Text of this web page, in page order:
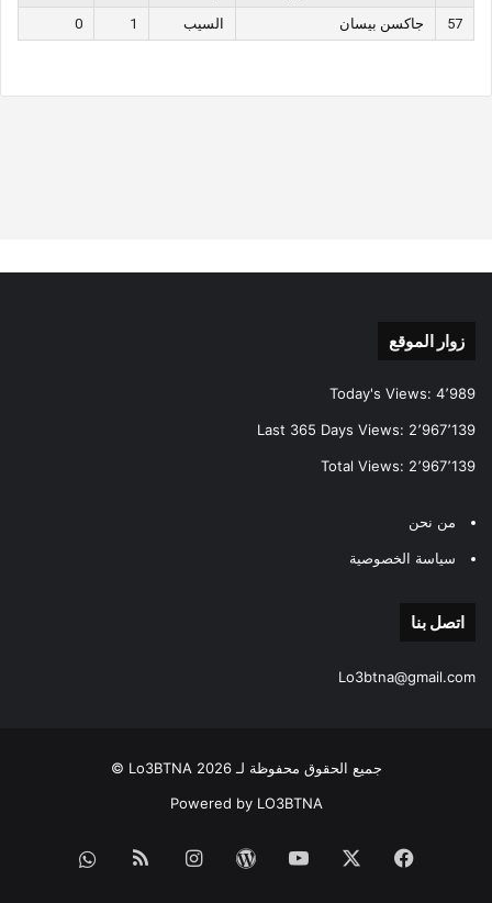
57
جاكسن بيسان السيب 1
0
زوار الموقع
Today's Views: 4٬989
Last 365 Days Views: 2٬967٬139
Total Views: 2٬967٬139
من نحن
سياسة الخصوصية
اتصل بنا
Lo3btna@gmail.com
جميع الحقوق محفوظة لـ Lo3BTNA 2026 ©
Powered by LO3BTNA
فيسبوك ‫YouTube
‫WordPress
انستقرامملخصقناة